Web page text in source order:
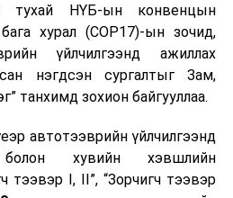
14-нд Алтайн салбар уулсаар
ширүүснэ. Ихэнх нутгаар
Хэнтийн уулархаг нутаг,
голын эх, Эг, Үүр, Хараа,
Онон, Улз, Халх голын
бүс нутгийн өмнөд хэсгээр
25-30 хэм дулаан, бусад
өдөртөө 20-25 хэм дулаан
тухай НҮБ-ын конвенцын
хурал (COP17)-ын зочид,
үйлчилгээнд ажиллах
нэгдсэн сургалтыг Зам,
танхимд зохион байгууллаа.
автотээврийн үйлчилгээнд
хувийн хэвшлийн
тээвэр I, II”, “Зорчигч тээвэр